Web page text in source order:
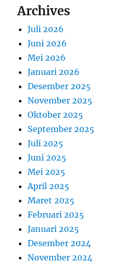
Archives
Juli 2026
Juni 2026
Mei 2026
Januari 2026
Desember 2025
November 2025
Oktober 2025
September 2025
Juli 2025
Juni 2025
Mei 2025
April 2025
Maret 2025
Februari 2025
Januari 2025
Desember 2024
November 2024